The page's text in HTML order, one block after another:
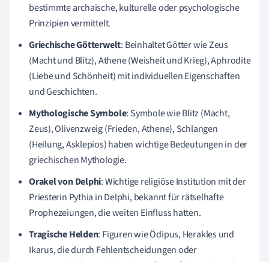
bestimmte archaische, kulturelle oder psychologische
Prinzipien vermittelt.
Griechische Götterwelt: Beinhaltet Götter wie Zeus
(Macht und Blitz), Athene (Weisheit und Krieg), Aphrodite
(Liebe und Schönheit) mit individuellen Eigenschaften
und Geschichten.
Mythologische Symbole: Symbole wie Blitz (Macht,
Zeus), Olivenzweig (Frieden, Athene), Schlangen
(Heilung, Asklepios) haben wichtige Bedeutungen in der
griechischen Mythologie.
Orakel von Delphi: Wichtige religiöse Institution mit der
Priesterin Pythia in Delphi, bekannt für rätselhafte
Prophezeiungen, die weiten Einfluss hatten.
Tragische Helden: Figuren wie Ödipus, Herakles und
Ikarus, die durch Fehlentscheidungen oder